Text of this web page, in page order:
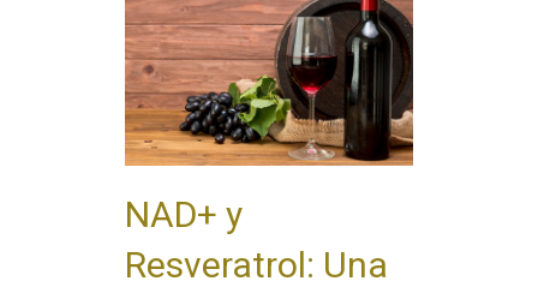
NAD+ y
Resveratrol: Una